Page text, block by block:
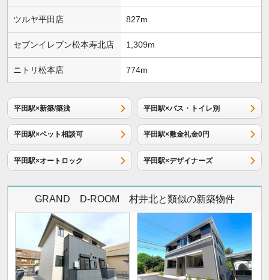
ツルヤ平田店 827m
セブンイレブン松本寿北店 1,309m
ニトリ松本店 774m
平田駅×新築/築浅 平田駅×バス・トイレ別
平田駅×ペット相談可 平田駅×敷金礼金0円
平田駅×オートロック 平田駅×デザイナーズ
GRAND D-ROOM 村井北と類似の新築物件